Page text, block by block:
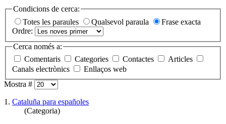
Condicions de cerca:
Totes les paraules
Qualsevol paraula
Frase exacta
Ordre:
Cerca només a:
Comentaris
Categories Contactes
Articles
Canals electrònics
Enllaços web
Mostra #
1. Cataluña para españoles
(Categoria)